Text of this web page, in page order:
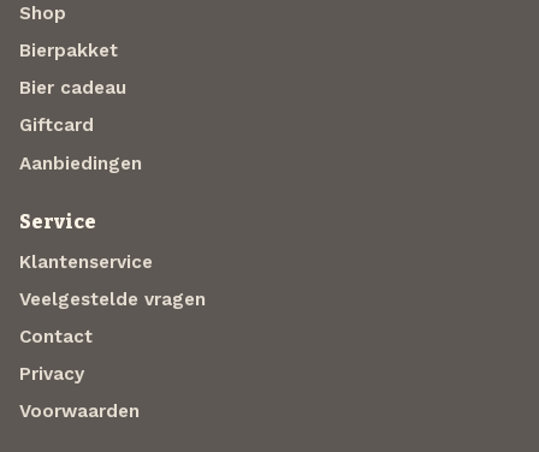
Shop
Bierpakket
Bier cadeau
Giftcard
Aanbiedingen
Service
Klantenservice
Veelgestelde vragen
Contact
Privacy
Voorwaarden